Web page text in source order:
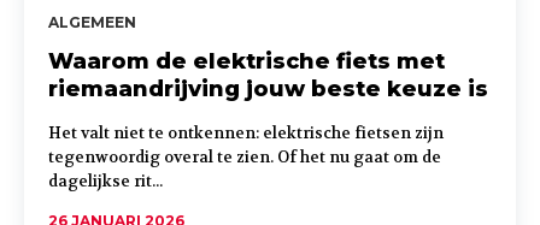
ALGEMEEN
Waarom de elektrische fiets met
riemaandrijving jouw beste keuze is
Het valt niet te ontkennen: elektrische fietsen zijn
tegenwoordig overal te zien. Of het nu gaat om de
dagelijkse rit...
26 JANUARI 2026